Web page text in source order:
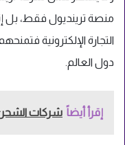
منصة ترينديول فقط،
التجارة الإلكترونية
دول العالم.
إقرأ أيضاً شركات الشحن